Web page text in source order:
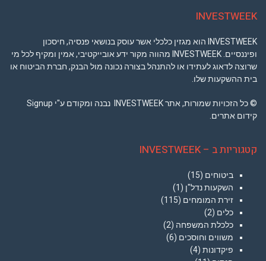
INVESTWEEK
INVESTWEEK הוא מגזין כלכלי אשר עוסק בנושאי פנסיה, חיסכון
ופיננסיים. INVESTWEEK מהווה מקור ידע אובייקטיבי, אמין ומקיף לכל מי
שרוצה לדאוג לעתידו או להתנהל בצורה נכונה מול הבנק, חברת הביטוח או
בית ההשקעות שלו.
© כל הזכויות שמורות, אתר INVESTWEEK נבנה ומקודם ע"י Signup
קידום אתרים.
קטגוריות ב – INVESTWEEK
ביטוחים (15)
השקעות נדל"ן (1)
זירת המומחים (115)
כלים (2)
כלכלת המשפחה (2)
משווים וחוסכים (6)
פיקדונות (4)